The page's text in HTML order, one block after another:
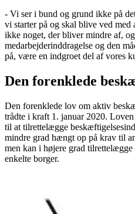
- Vi ser i bund og grund ikke på
vi starter på og skal blive ved
ikke noget, der bliver mindre af,
medarbejderinddragelse og den
på, være en indgroet del af vores
Den forenklede
Den forenklede lov om aktiv
trådte i kraft 1. januar 2020.
til at tilrettelægge
mindre grad hængt op på krav til
men kan i højere grad tilrettelægge
enkelte borger.